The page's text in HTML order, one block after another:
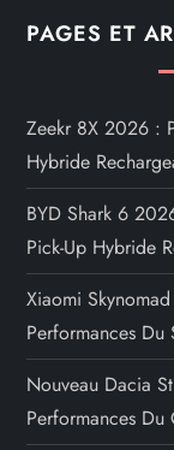
PAGES ET
Zeekr 8X 2026 :
Hybride
BYD Shark 6
Pick-Up Hybride
Xiaomi
Performances
Nouveau Dacia
Performances